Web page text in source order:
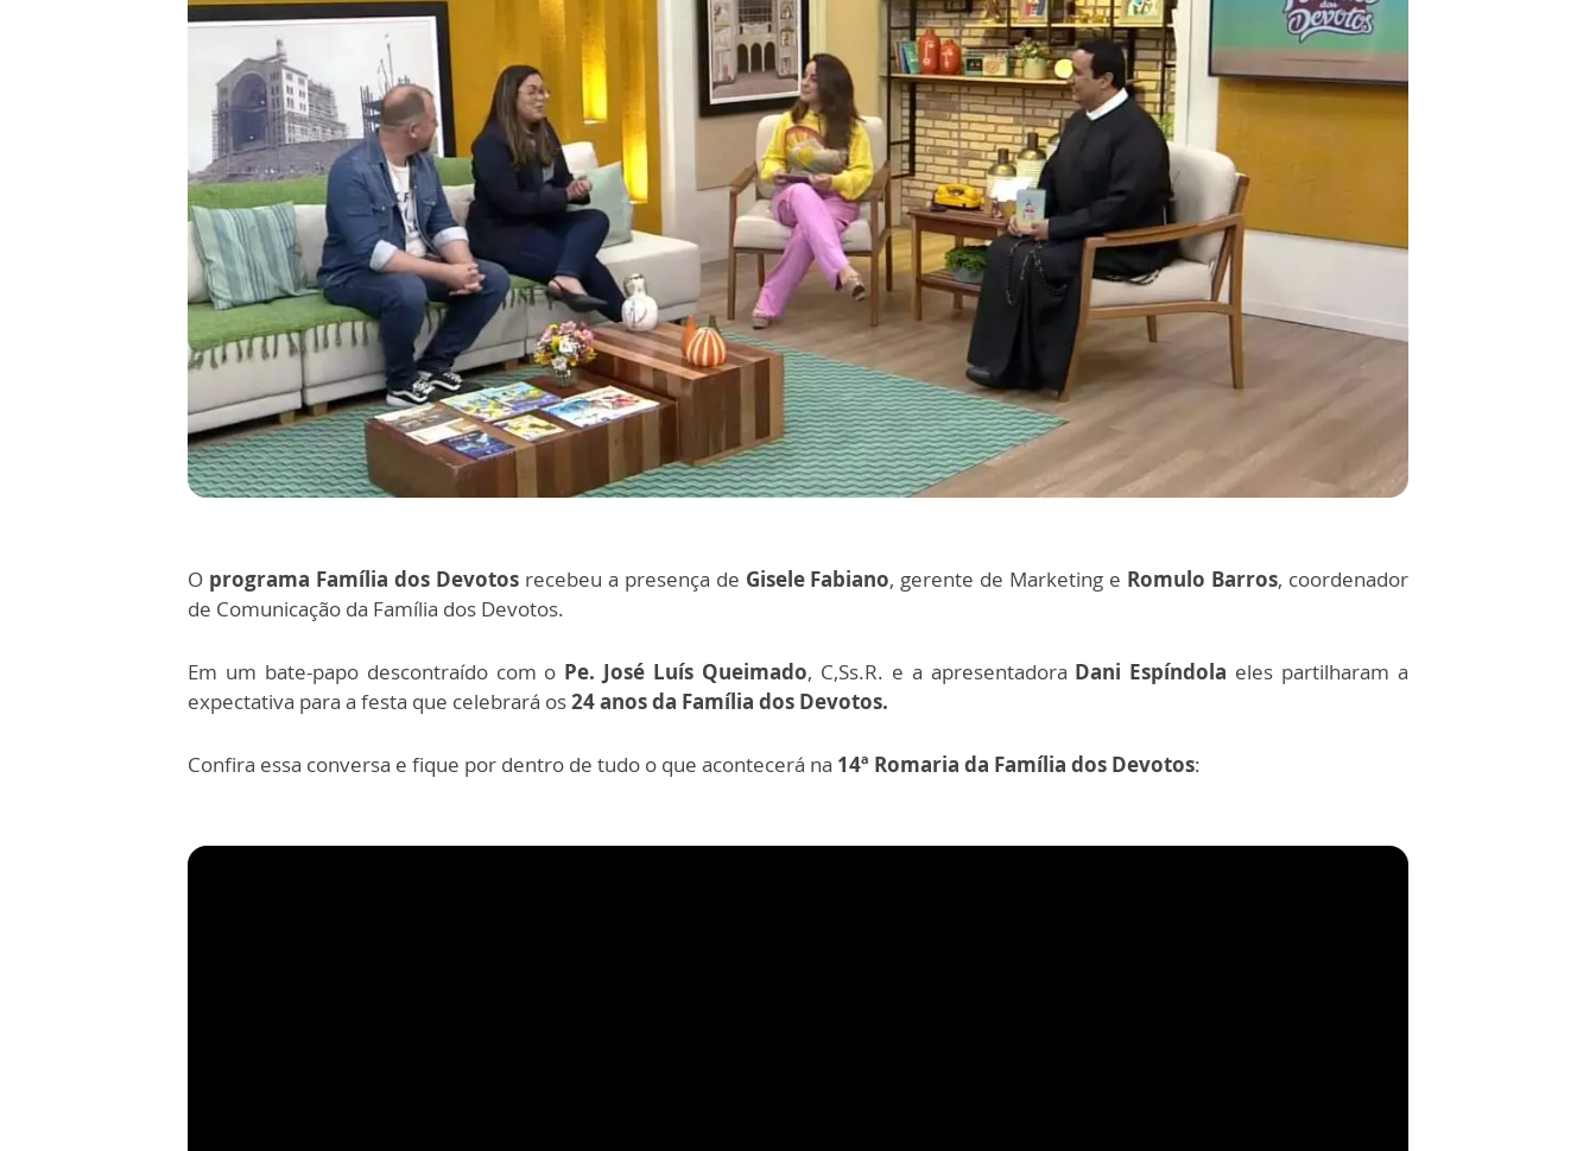
O programa Família dos Devotosrecebeu a presença de Gisele Fabiano, gerente de Marketing e Romulo Barros, coordenador
de Comunicação da Família dos Devotos.
Em um bate-papo descontraído com o Pe. José Luís Queimado, C,Ss.R. e a apresentadora Dani Espíndola eles partilharam a
expectativa para a festa que celebrará os24 anos da Família dos Devotos.
Confira essa conversa e fique por dentro de tudo o que acontecerá na 14ª Romaria da Família dos Devotos: